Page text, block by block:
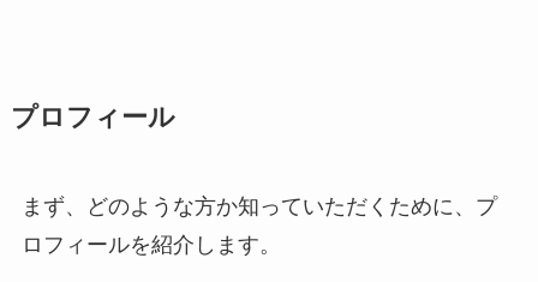
プロフィール
まず、どのような方か知っていただくために、プ
ロフィールを紹介します。